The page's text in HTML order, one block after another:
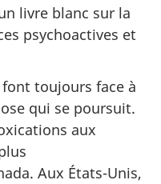
livre blanc sur la
psychoactives et
font toujours face à
qui se poursuit.
aux
Aux États-Unis,